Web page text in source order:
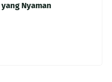
Nyaman